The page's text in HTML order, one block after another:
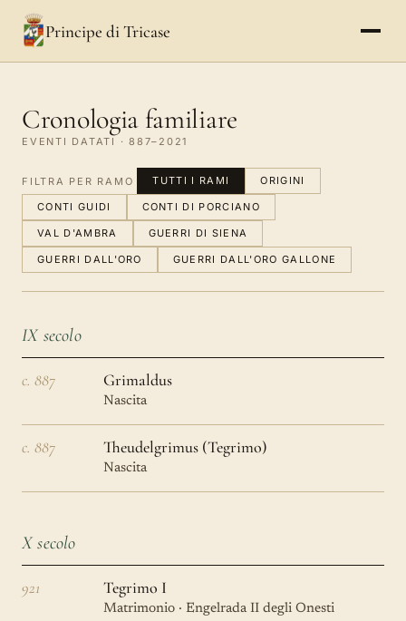
Principe di Tricase
Cronologia familiare
EVENTI DATATI · 887–2021
FILTRA PER RAMO TUTTI I RAMI ORIGINI
CONTI GUIDI CONTI DI PORCIANO
VAL D'AMBRA GUERRI DI SIENA
GUERRI DALL'ORO GUERRI DALL'ORO GALLONE
IX secolo
c. 887 Grimaldus
Nascita
c. 887 Theudelgrimus (Tegrimo)
Nascita
X secolo
921 Tegrimo I
Matrimonio · Engelrada II degli Onesti